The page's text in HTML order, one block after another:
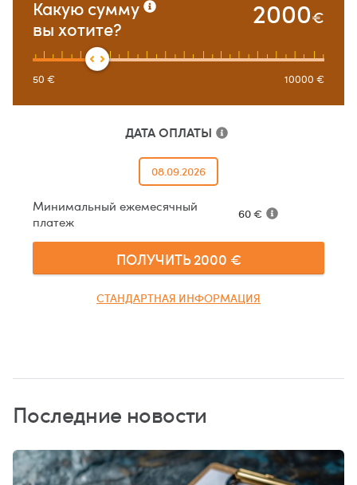
Какую сумму
вы хотите?
2000€
50 € 10000 €
ДАТА ОПЛАТЫ
08.09.2026
Минимальный ежемесячный
платеж
60€
ПОЛУЧИТЬ2000 €
СТАНДАРТНАЯ ИНФОРМАЦИЯ
Последние новости